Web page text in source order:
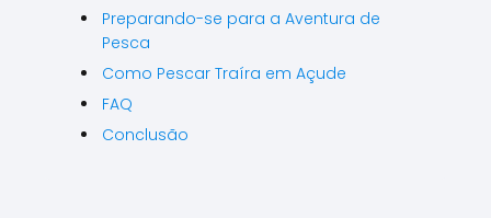
Preparando-se para a Aventura de
Pesca
Como Pescar Traíra em Açude
FAQ
Conclusão